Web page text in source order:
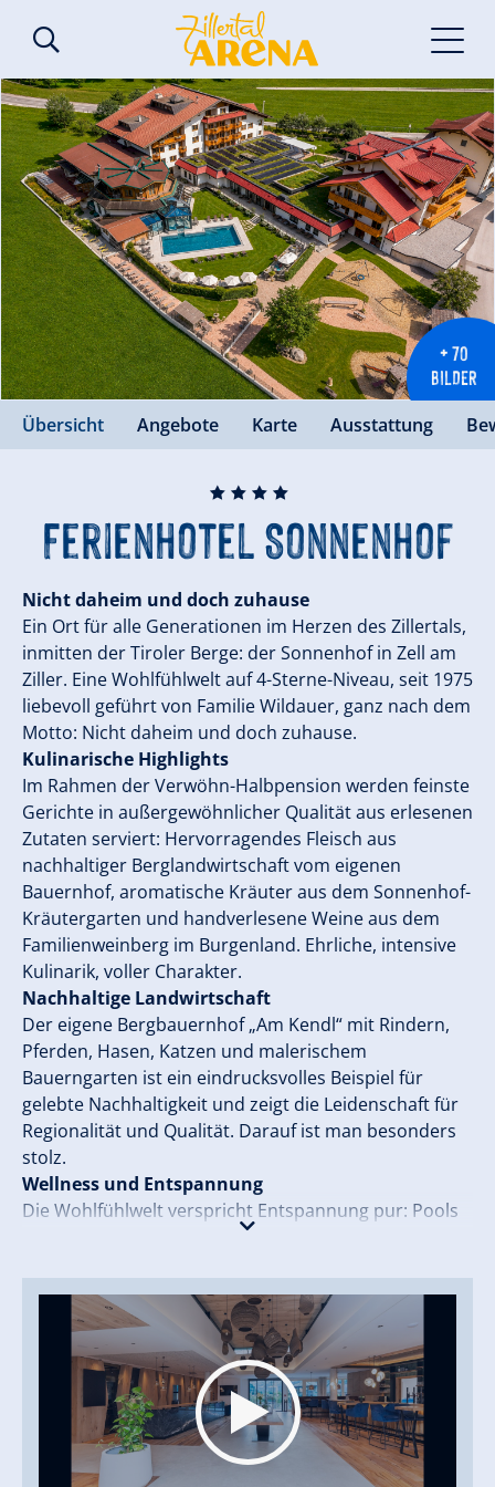
+ 70
BILDER
Übersicht Angebote Karte Ausstattung
🞙 🞙 🞙 🞙
Ferienhotel Sonnenhof
Nicht daheim und doch zuhause
Ein Ort für alle Generationen im Herzen des Zillertals,
inmitten der Tiroler Berge: der Sonnenhof in Zell am
Ziller. Eine Wohlfühlwelt auf 4-Sterne-Niveau, seit 1975
liebevoll geführt von Familie Wildauer, ganz nach dem
Motto: Nicht daheim und doch zuhause.
Kulinarische Highlights
Im Rahmen der Verwöhn-Halbpension werden feinste
Gerichte in außergewöhnlicher Qualität aus erlesenen
Zutaten serviert: Hervorragendes Fleisch aus
nachhaltiger Berglandwirtschaft vom eigenen
Bauernhof, aromatische Kräuter aus dem Sonnenhof-
Kräutergarten und handverlesene Weine aus dem
Familienweinberg im Burgenland. Ehrliche, intensive
Kulinarik, voller Charakter.
Nachhaltige Landwirtschaft
Der eigene Bergbauernhof „Am Kendl“ mit Rindern,
Pferden, Hasen, Katzen und malerischem
Bauerngarten ist ein eindrucksvolles Beispiel für
gelebte Nachhaltigkeit und zeigt die Leidenschaft für
Regionalität und Qualität. Darauf ist man besonders
stolz.
Wellness und Entspannung
Die Wohlfühlwelt verspricht Entspannung pur: Pools
und Saunalandschaft, Ruheräume sowie erfrischende
Ausgleich für Körper, Geist und Seele und bringen
ganzheitliche Erholung.
Familienparadies
Kinder sind mehr als willkommen: Mit Sommer-
Kinderbetreuung, Outdoor-Aktivitäten, Ninja-Warrior-
Park, Abenteuerspielplatz, Kinderpool, Streichelzoo,
Teenie-Bereich mit Billard und Trampolin bietet der
Sonnenhof alles für glückliche Kinder und entspannte